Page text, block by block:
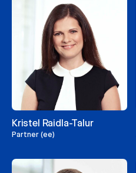
Kristel Raidla-Talur
Partner (ee)